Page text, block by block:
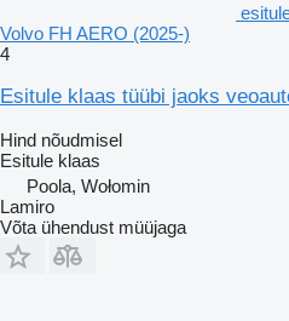
Volvo FH AERO (2025-)
4
Esitule klaas tüübi jaoks
Hind nõudmisel
Esitule klaas
Poola, Wołomin
Lamiro
Võta ühendust müüjaga